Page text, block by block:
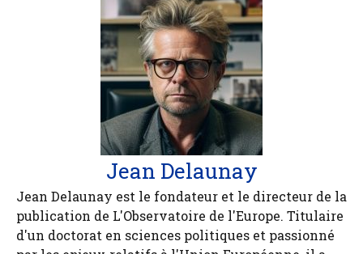
Jean Delaunay
Jean Delaunay est le fondateur et le directeur de la
publication de L'Observatoire de l'Europe. Titulaire
d'un doctorat en sciences politiques et passionné